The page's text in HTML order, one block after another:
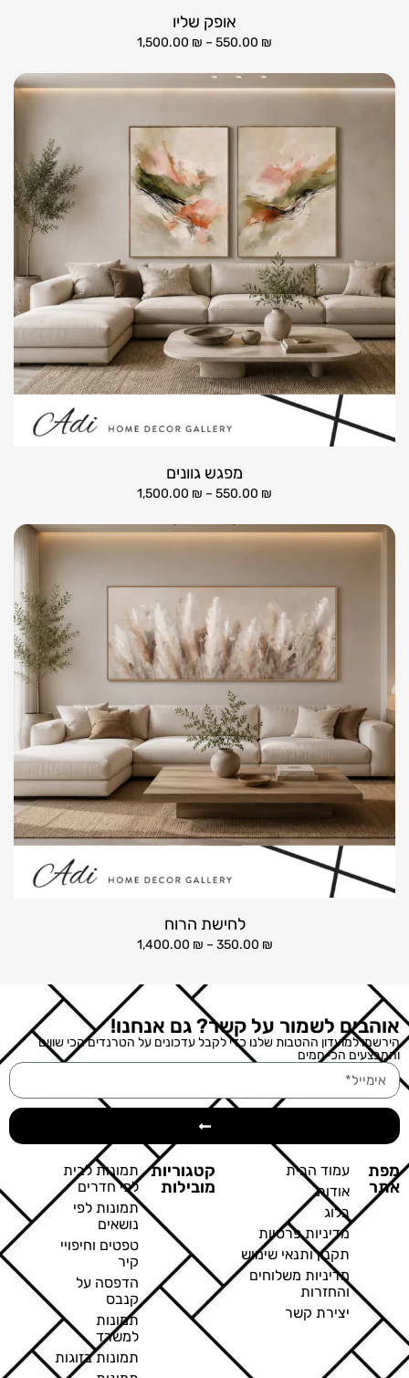
אופק שליו
550.00 ₪
–
1,500.00 ₪
מפגש גוונים
550.00 ₪
–
1,500.00 ₪
לחישת הרוח
350.00 ₪
–
1,400.00 ₪
אוהבים לשמור על קשר? גם אנחנו!
הירשמו למועדון ההטבות שלנו כדי לקבל עדכונים על הטרנדים הכי שווים
והמבצעים הכי חמים
מפת
אתר
עמוד הבית
אודות
בלוג
מדיניות פרטיות
תקנון ותנאי שימוש
מדיניות משלוחים
והחזרות
יצירת קשר
קטגוריות
מובילות
תמונות לבית
לפי חדרים
תמונות לפי
נושאים
טפטים וחיפויי
קיר
הדפסה על
קנבס
תמונות
למשרד
תמונות בזוגות